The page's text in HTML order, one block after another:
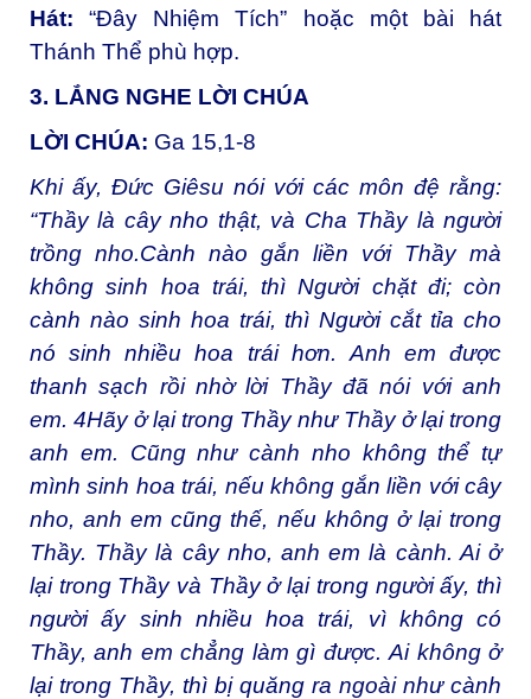
Hát:“Đây Nhiệm Tích” hoặc một bài hát
Thánh Thể phù hợp.
3. LẮNG NGHE LỜI CHÚA
LỜI CHÚA: Ga 15,1-8
Khi ấy, Đức Giêsu nói với các môn đệ rằng:
“Thầy là cây nho thật, và Cha Thầy là người
trồng nho.Cành nào gắn liền với Thầy mà
không sinh hoa trái, thì Người chặt đi; còn
cành nào sinh hoa trái, thì Người cắt tỉa cho
nó sinh nhiều hoa trái hơn. Anh em được
thanh sạch rồi nhờ lời Thầy đã nói với anh
em. 4Hãy ở lại trong Thầy như Thầy ở lại trong
anh em. Cũng như cành nho không thể tự
mình sinh hoa trái, nếu không gắn liền với cây
nho, anh em cũng thế, nếu không ở lại trong
Thầy. Thầy là cây nho, anh em là cành. Ai ở
lại trong Thầy và Thầy ở lại trong người ấy, thì
người ấy sinh nhiều hoa trái, vì không có
Thầy, anh em chẳng làm gì được. Ai không ở
lại trong Thầy, thì bị quăng ra ngoài như cành